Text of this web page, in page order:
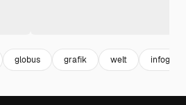
globus grafik welt